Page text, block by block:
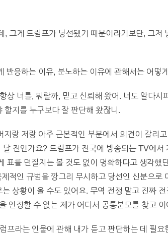
, 그게 트럼프가 당선됐기 때문이라기보단, 그
반응하는 이유, 분노하는 이유에 관해서는 어떻
상 너를, 뭐랄까, 믿고 신뢰해 왔어. 너도 알다
할지를 누구보다 잘 판단해 왔잖니.
지랑 저랑 아주 근본적인 부분에서 의견이 갈리
달 전인가요? 트럼프가 전국에 방송되는 TV에
표를 던질지는 볼 것도 없이 명확하다고 생각
적인 규범을 깡그리 무시하고 당선인 신분으
상황이 올 수도 있어요. 무역 전쟁 말고 진짜
인정할 수 없는 제가 어디서 공통분모를 찾고
프라는 인물에 관해 내가 듣고 판단하는 데 필